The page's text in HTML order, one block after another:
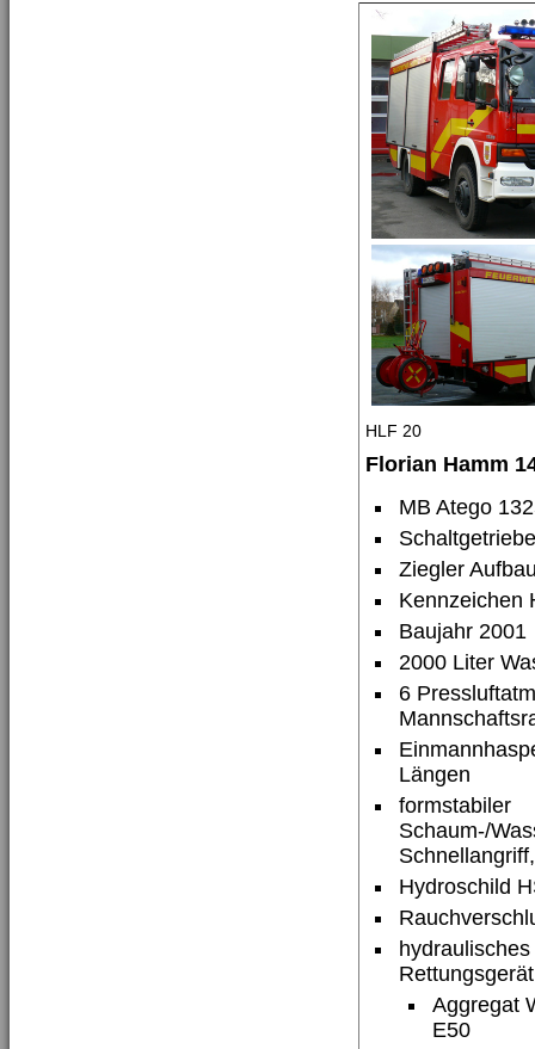
HLF 20
Florian Hamm
MB Atego
Ziegler
Kennzeichen
Baujahr 2001
2000 Liter
6
Längen
formstabiler
Schaum-/
Hydroschild
hydraulisches
Rettungsgerät
Aggregat
E50